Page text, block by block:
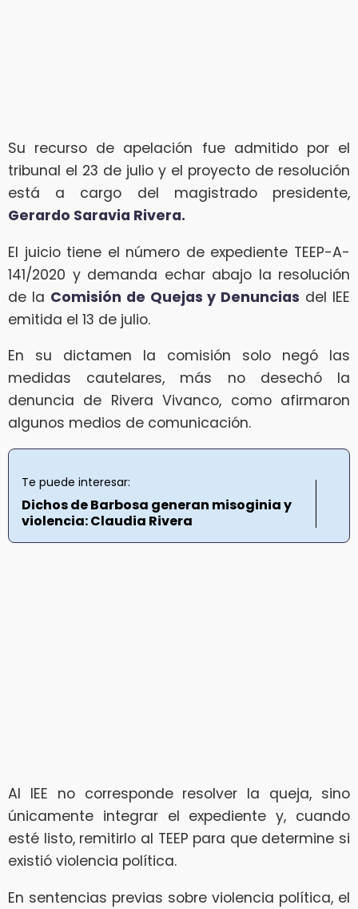
Su recurso de apelación fue admitido por el
tribunal el 23 de julio y el proyecto de resolución
está a cargo del magistrado presidente,
Gerardo Saravia Rivera.
El juicio tiene el número de expediente TEEP-A-
141/2020 y demanda echar abajo la resolución
de la Comisión de Quejas y Denuncias del IEE
emitida el 13 de julio.
En su dictamen la comisión solo negó las
medidas cautelares, más no desechó la
denuncia de Rivera Vivanco, como afirmaron
algunos medios de comunicación.
Te puede interesar:
Dichos de Barbosa generan misoginia y
violencia: Claudia Rivera
Al IEE no corresponde resolver la queja, sino
únicamente integrar el expediente y, cuando
esté listo, remitirlo al TEEP para que determine si
existió violencia política.
En sentencias previas sobre violencia política, el